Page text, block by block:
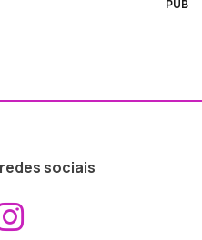
PUB
sociais
ao